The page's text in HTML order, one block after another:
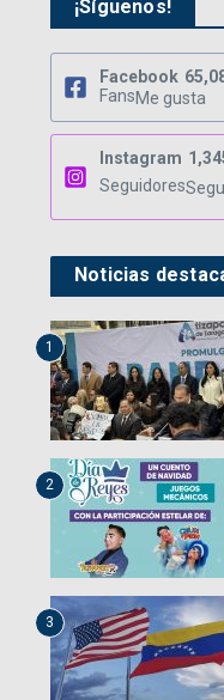
¡Síguenos!
Facebook
FansMe gusta
Instagram
Seguidores
Noticias
1
2
3